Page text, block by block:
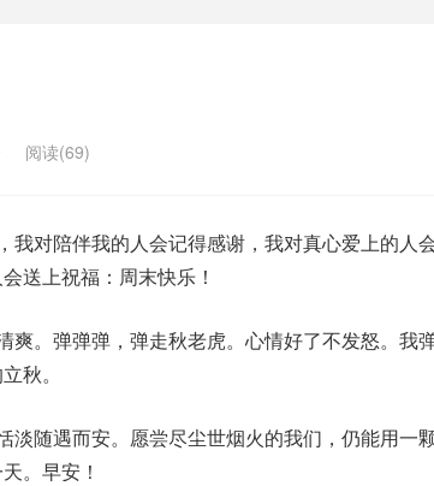
阅读(69)
我对陪伴我的人会记得感谢，我对真心爱上的人
送上祝福：周末快乐！
爽。弹弹弹，弹走秋老虎。心情好了不发怒。我
秋。
淡随遇而安。愿尝尽尘世烟火的我们，仍能用一
。早安！